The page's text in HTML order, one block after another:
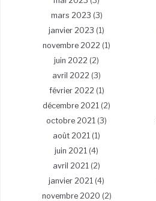
mars 2023 (3)
janvier 2023 (1)
novembre 2022 (1)
juin 2022 (2)
avril 2022 (3)
février 2022 (1)
décembre 2021 (2)
octobre 2021 (3)
août 2021 (1)
juin 2021 (4)
avril 2021 (2)
janvier 2021 (4)
novembre 2020 (2)